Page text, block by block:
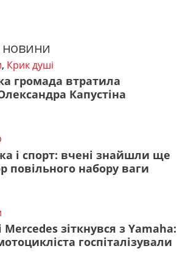
новини
, Крик душі
громада втратила
Капустіна
і спорт: вчені знайшли ще
повільного набору ваги
зіткнувся з Yamaha:
госпіталізували